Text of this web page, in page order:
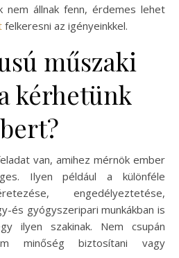
nem állnak fenn, érdemes lehet
felkeresni az igényeinkkel.
műszaki
kérhetünk
van, amihez mérnök ember
Ilyen például a különféle
engedélyeztetése,
és gyógyszeripari munkákban is
ilyen szakinak. Nem csupán
minőség biztosítani vagy